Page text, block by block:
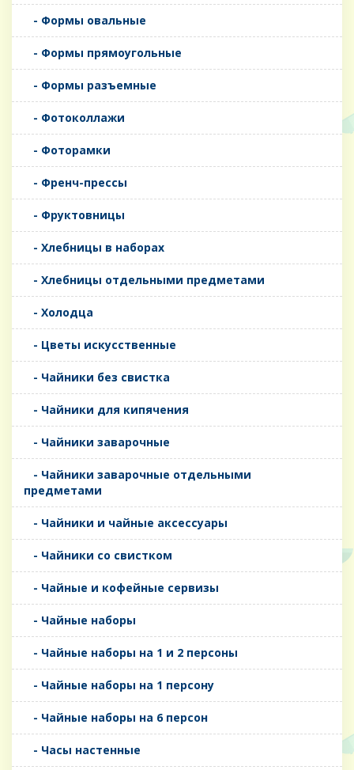
- Формы овальные
- Формы прямоугольные
- Формы разъемные
- Фотоколлажи
- Фоторамки
- Френч-прессы
- Фруктовницы
- Хлебницы в наборах
- Хлебницы отдельными предметами
- Холодца
- Цветы искусственные
- Чайники без свистка
- Чайники для кипячения
- Чайники заварочные
- Чайники заварочные отдельными
предметами
- Чайники и чайные аксессуары
- Чайники со свистком
- Чайные и кофейные сервизы
- Чайные наборы
- Чайные наборы на 1 и 2 персоны
- Чайные наборы на 1 персону
- Чайные наборы на 6 персон
- Часы настенные